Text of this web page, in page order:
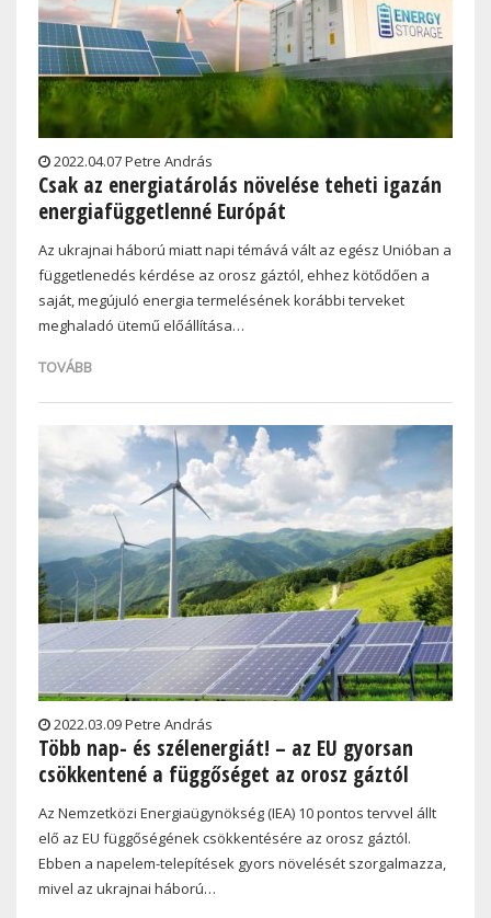
2022.04.07 Petre András
Csak az energiatárolás növelése teheti igazán
energiafüggetlenné Európát
Az ukrajnai háború miatt napi témává vált az egész Unióban a
függetlenedés kérdése az orosz gáztól, ehhez kötődően a
saját, megújuló energia termelésének korábbi terveket
meghaladó ütemű előállítása…
TOVÁBB
2022.03.09 Petre András
Több nap- és szélenergiát! – az EU gyorsan
csökkentené a függőséget az orosz gáztól
Az Nemzetközi Energiaügynökség (IEA) 10 pontos tervvel állt
elő az EU függőségének csökkentésére az orosz gáztól.
Ebben a napelem-telepítések gyors növelését szorgalmazza,
mivel az ukrajnai háború…